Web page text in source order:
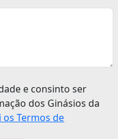
e consinto ser
dos Ginásios da
os Termos de